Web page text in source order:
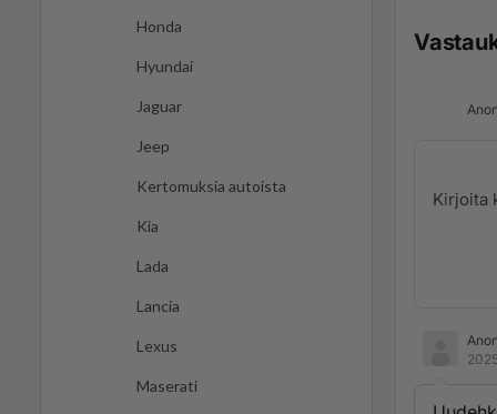
Honda
Hyundai
Jaguar
Jeep
Kertomuksia autoista
Kia
Lada
Lancia
Lexus
Maserati